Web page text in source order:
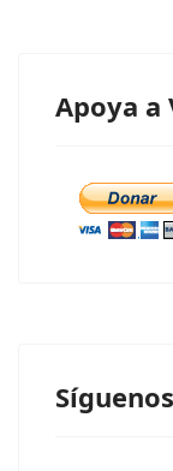
Apoya a
Síguenos